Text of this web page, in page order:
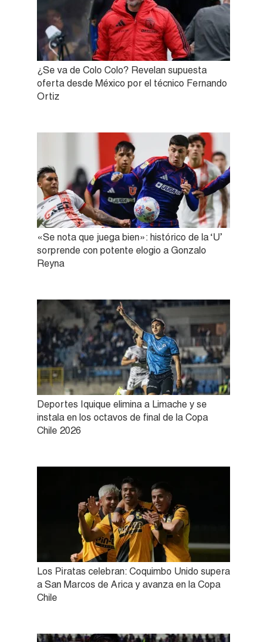
¿Se va de Colo Colo? Revelan supuesta
oferta desde México por el técnico Fernando
Ortiz
«Se nota que juega bien»: histórico de la ‘U’
sorprende con potente elogio a Gonzalo
Reyna
Deportes Iquique elimina a Limache y se
instala en los octavos de final de la Copa
Chile 2026
Los Piratas celebran: Coquimbo Unido supera
a San Marcos de Arica y avanza en la Copa
Chile